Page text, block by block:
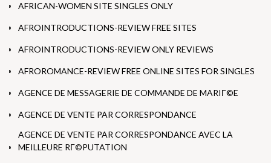
AFRICAN-WOMEN SITE SINGLES ONLY
AFROINTRODUCTIONS-REVIEW FREE SITES
AFROINTRODUCTIONS-REVIEW ONLY REVIEWS
AFROROMANCE-REVIEW FREE ONLINE SITES FOR SINGLES
AGENCE DE MESSAGERIE DE COMMANDE DE MARIГ©E
AGENCE DE VENTE PAR CORRESPONDANCE
AGENCE DE VENTE PAR CORRESPONDANCE AVEC LA
MEILLEURE RГ©PUTATION